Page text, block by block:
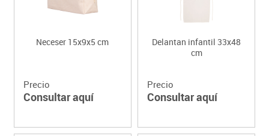
Neceser 15x9x5 cm
Precio
Consultar aquí
Delantan infantil 33x48
cm
Precio
Consultar aquí